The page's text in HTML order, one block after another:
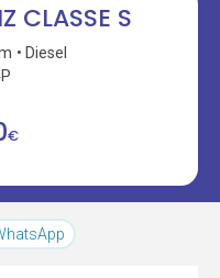
CLASSE S
Diesel
€